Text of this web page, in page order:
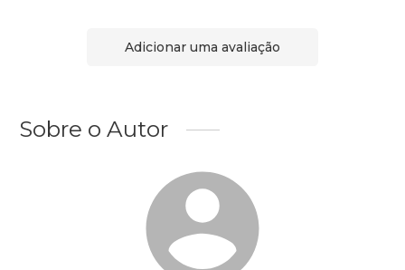
Adicionar uma avaliação
Sobre o Autor